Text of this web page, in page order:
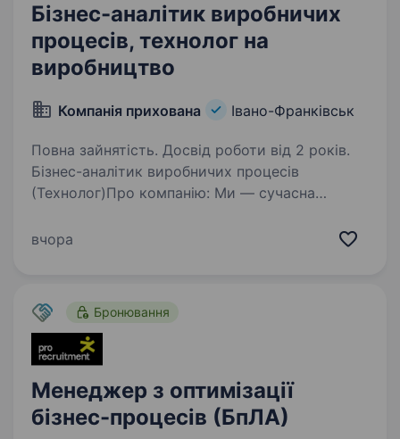
Бізнес-аналітик виробничих
процесів, технолог на
виробництво
Компанія прихована Івано-Франківськ
Повна зайнятість. Досвід роботи від 2 років.
Бізнес-аналітик виробничих процесів
(Технолог)Про компанію: Ми — сучасна
високотехнологічні рішення у сфері безпеки
вчора
Бронювання
Менеджер з оптимізації
бізнес-процесів (БпЛА)